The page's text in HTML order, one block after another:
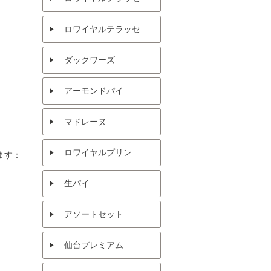
す ：
ロワイヤルテラッセ
ダックワーズ
アーモンドパイ
マドレーヌ
ロワイヤルプリン
生パイ
アソートセット
仙台プレミアム